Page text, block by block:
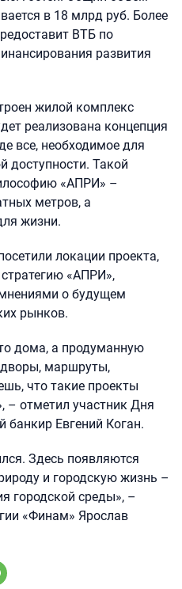
в 18 млрд руб. Более
ВТБ по
развития
жилой комплекс
реализована концепция
все, необходимое для
доступности. Такой
«АПРИ» –
метров, а
жизни.
локации проекта,
«АПРИ»,
о будущем
рынков.
дома, а продуманную
маршруты,
что такие проекты
– отметил участник Дня
банкир Евгений Коган.
Здесь появляются
и городскую жизнь –
городской среды», –
«Финам» Ярослав